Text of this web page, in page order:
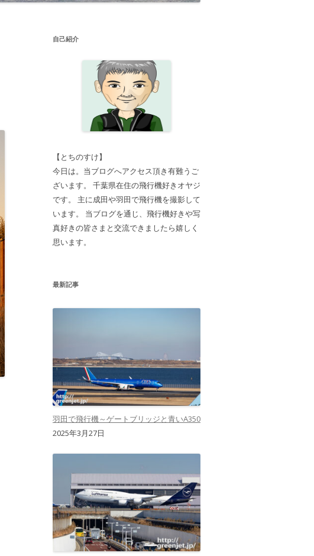
自己紹介
【とちのすけ】
今日は。当ブログへアクセス頂き有難うご
ざいます。 千葉県在住の飛行機好きオヤジ
です。 主に成田や羽田で飛行機を撮影して
います。 当ブログを通じ、飛行機好きや写
真好きの皆さまと交流できましたら嬉しく
思います。
最新記事
羽田で飛行機～ゲートブリッジと青いA350
2025年3月27日